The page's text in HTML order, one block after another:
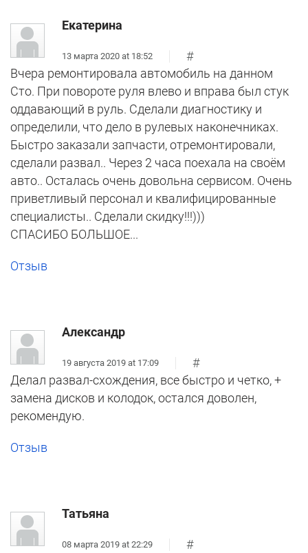
Екатерина
13 марта 2020 at 18:52
#
Вчера ремонтировала автомобиль на данном
Сто. При повороте руля влево и вправа был стук
оддавающий в руль. Сделали диагностику и
определили, что дело в рулевых наконечниках.
Быстро заказали запчасти, отремонтировали,
сделали развал.. Через 2 часа поехала на своём
авто.. Осталась очень довольна сервисом. Очень
приветливый персонал и квалифицированные
специалисты.. Сделали скидку!!!)))
СПАСИБО БОЛЬШОЕ...
Отзыв
Александр
19 августа 2019 at 17:09
#
Делал развал-схождения, все быстро и четко, +
замена дисков и колодок, остался доволен,
рекомендую.
Отзыв
Татьяна
08 марта 2019 at 22:29
#